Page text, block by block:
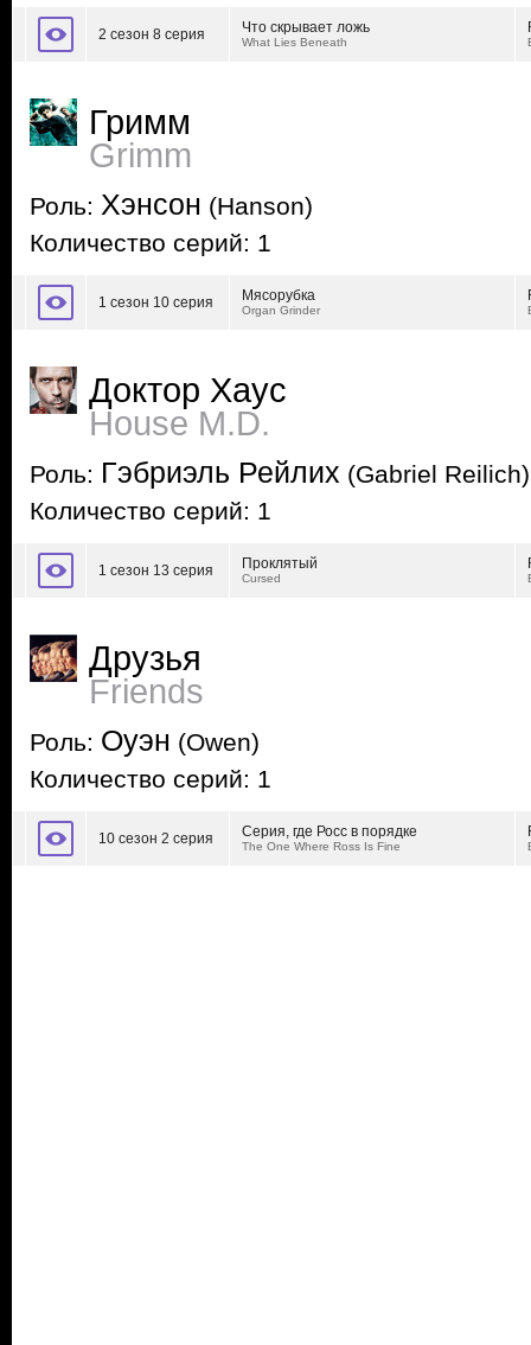
2 сезон 8 серия Что скрывает ложь
What Lies Beneath
Гримм
Grimm
Роль: Хэнсон (Hanson)
Количество серий: 1
1 сезон 10 серия Мясорубка
Organ Grinder
Доктор Хаус
House M.D.
Роль: Гэбриэль Рейлих (Gabriel Reilich)
Количество серий: 1
1 сезон 13 серия Проклятый
Cursed
Друзья
Friends
Роль: Оуэн (Owen)
Количество серий: 1
10 сезон 2 серия Серия, где Росс в порядке
The One Where Ross Is Fine